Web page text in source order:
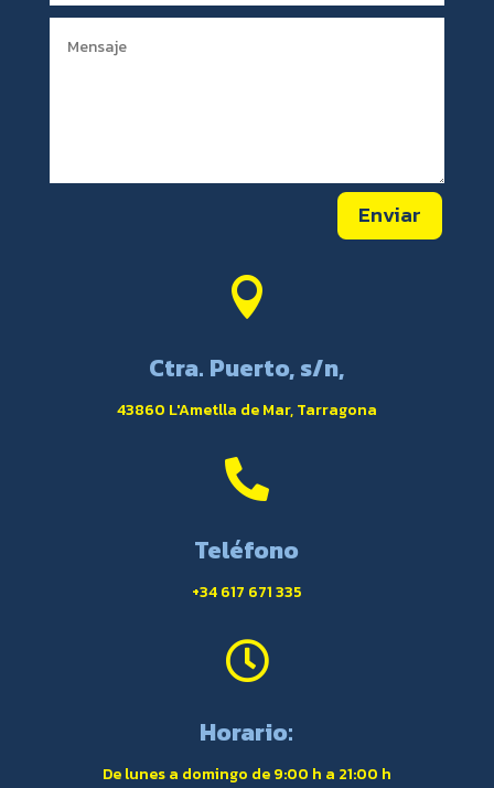
Enviar

Ctra. Puerto, s/n,
43860 L'Ametlla de Mar, Tarragona

Teléfono
+34 617 671 335

Horario:
De lunes a domingo de 9:00 h a 21:00 h